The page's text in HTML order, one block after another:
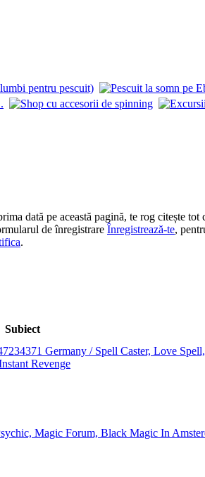
dată pe această pagină, te rog citește tot
de înregistrare Înregistrează-te,
.
Subiect
Germany / Spell Caster, Love
Revenge
Magic Forum, Black Magic In